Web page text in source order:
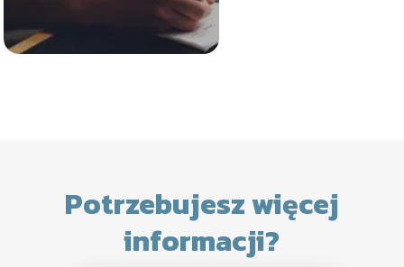
Potrzebujesz więcej
informacji?